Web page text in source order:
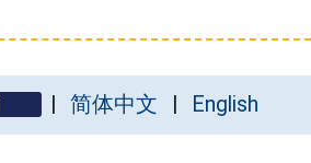
简体中文 English